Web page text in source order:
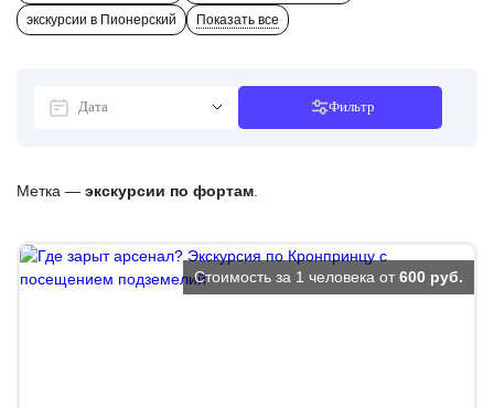
экскурсии в Пионерский
Показать все
Фильтр
Метка — экскурсии по фортам
Стоимость за 1 человека от 600 руб.